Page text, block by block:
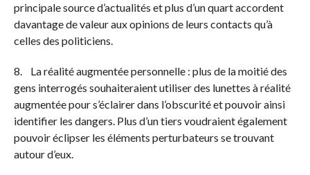
principale source d’actualités et plus d’un quart accordent
davantage de valeur aux opinions de leurs contacts qu’à
celles des politiciens.
8. La réalité augmentée personnelle : plus de la moitié des
gens interrogés souhaiteraient utiliser des lunettes à réalité
augmentée pour s’éclairer dans l’obscurité et pouvoir ainsi
identifier les dangers. Plus d’un tiers voudraient également
pouvoir éclipser les éléments perturbateurs se trouvant
autour d’eux.